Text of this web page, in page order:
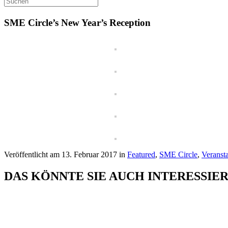
SME Circle’s New Year’s Reception
Veröffentlicht am 13. Februar 2017 in Featured, SME Circle,
DAS KÖNNTE SIE AUCH